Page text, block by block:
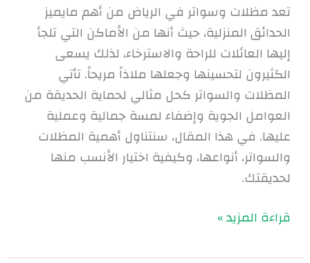
تعد مظلات وسواتر في الرياض من أهم مايميز
الحدائق المنزلية، حيث أنها من الأماكن التي تلجأ
إليها العائلات للراحة والاسترخاء، لذلك يسعى
الكثيرون لتحسينها وجعلها ملاذاً مريحاً. تأتي
المظلات والسواتر كحل مثالي لحماية الحديقة من
العوامل الجوية وإضفاء لمسة جمالية وعملية
عليها. في هذا المقال، سنتناول أهمية المظلات
والسواتر، أنواعها، وكيفية اختيار الأنسب منها
لحديقتك.
قراءة المزيد »